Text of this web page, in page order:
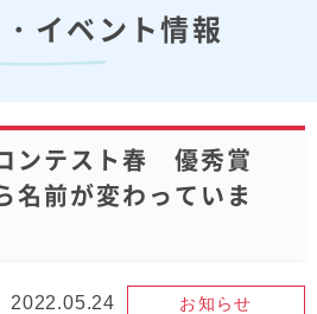
イベント情報
ンテスト春 優秀賞
名前が変わっていま
2022.05.24 お知らせ